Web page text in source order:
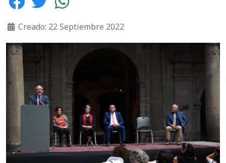
Creado: 22 Septiembre 2022